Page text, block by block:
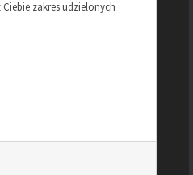
zakres udzielonych